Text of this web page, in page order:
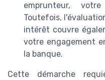
emprunteur,
Toutefois,
intérêt couvre
votre engagement
la banque.
Cette démarche